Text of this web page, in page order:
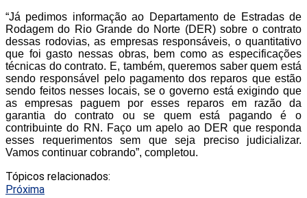
“Já pedimos informação ao Departamento de Estradas de
Rodagem do Rio Grande do Norte (DER) sobre o contrato
dessas rodovias, as empresas responsáveis, o quantitativo
que foi gasto nessas obras, bem como as especificações
técnicas do contrato. E, também, queremos saber quem está
sendo responsável pelo pagamento dos reparos que estão
sendo feitos nesses locais, se o governo está exigindo que
as empresas paguem por esses reparos em razão da
garantia do contrato ou se quem está pagando é o
contribuinte do RN. Faço um apelo ao DER que responda
esses requerimentos sem que seja preciso judicializar.
Vamos continuar cobrando”, completou.
Tópicos relacionados:
Próxima